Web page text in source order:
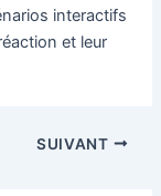
interactifs
et leur
SUIVANT